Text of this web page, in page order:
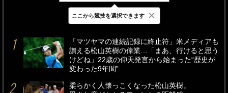
最新 24時間 週間
「マツヤマの連続記録に終止符」米メディアも
讃える松山英樹の偉業…「まあ、行けると思う
けどね」22歳の仰天発言から始まった“歴史が
変わった9年間”
柔らかく人懐っこくなった松山英樹。
ここから競技を選択できます ×